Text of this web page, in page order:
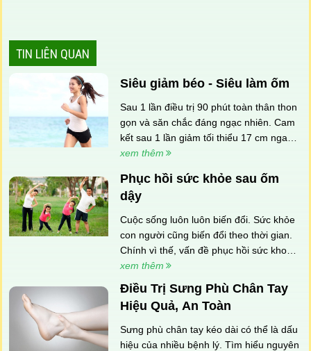
TIN LIÊN QUAN
Siêu giảm béo - Siêu làm ốm
Sau 1 lần điều trị 90 phút toàn thân thon
gọn và săn chắc đáng ngạc nhiên. Cam
kết sau 1 lần giảm tối thiểu 17 cm ngay
tức thì và tiếp tục giảm nhiều ngày sau
xem thêm
Phục hồi sức khỏe sau ốm
dậy
Cuộc sống luôn luôn biến đổi. Sức khỏe
con người cũng biến đổi theo thời gian.
Chính vì thế, vấn đề phục hồi sức khoẻ
là điều cần thiết đối với mọi người. Hãy
khôi phục sức khỏe để tăng cường khả
năng phòng vệ của cơ thể bạn
xem thêm
Điều Trị Sưng Phù Chân Tay
Hiệu Quả, An Toàn
Sưng phù chân tay kéo dài có thể là dấu
hiệu của nhiều bệnh lý. Tìm hiểu nguyên